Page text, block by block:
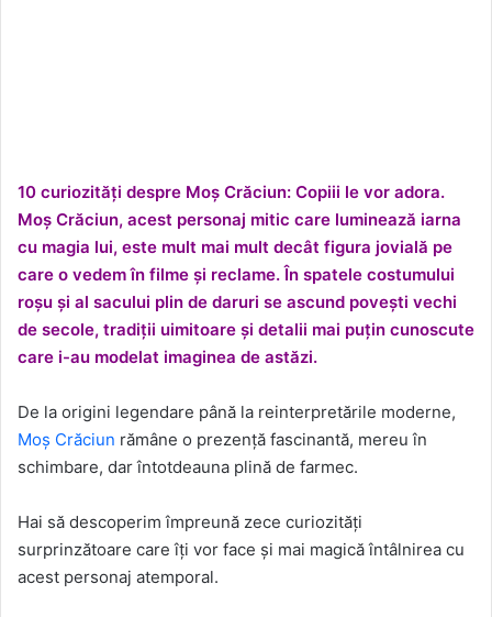
10 curiozități despre Moș Crăciun: Copiii le vor adora.
Moș Crăciun, acest personaj mitic care luminează iarna
cu magia lui, este mult mai mult decât figura jovială pe
care o vedem în filme și reclame. În spatele costumului
roșu și al sacului plin de daruri se ascund povești vechi
de secole, tradiții uimitoare și detalii mai puțin cunoscute
care i-au modelat imaginea de astăzi.
De la origini legendare până la reinterpretările moderne,
Moș Crăciun rămâne o prezență fascinantă, mereu în
schimbare, dar întotdeauna plină de farmec.
Hai să descoperim împreună zece curiozități
surprinzătoare care îți vor face și mai magică întâlnirea cu
acest personaj atemporal.